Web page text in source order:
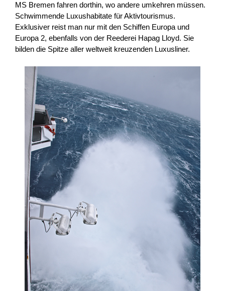
MS Bremen fahren dorthin, wo andere umkehren müssen.
Schwimmende Luxushabitate für Aktivtourismus.
Exklusiver reist man nur mit den Schiffen Europa und
Europa 2, ebenfalls von der Reederei Hapag Lloyd. Sie
bilden die Spitze aller weltweit kreuzenden Luxusliner.